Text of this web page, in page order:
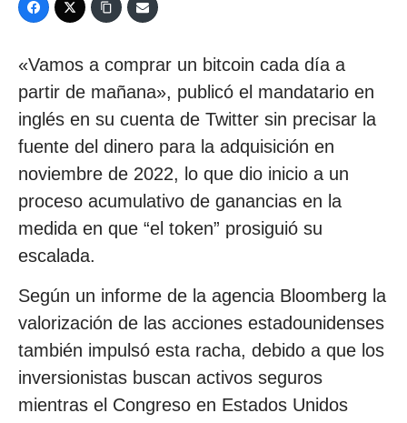
«Vamos a comprar un bitcoin cada día a
partir de mañana», publicó el mandatario en
inglés en su cuenta de Twitter sin precisar la
fuente del dinero para la adquisición en
noviembre de 2022, lo que dio inicio a un
proceso acumulativo de ganancias en la
medida en que “el token” prosiguió su
escalada.
Según un informe de la agencia Bloomberg la
valorización de las acciones estadounidenses
también impulsó esta racha, debido a que los
inversionistas buscan activos seguros
mientras el Congreso en Estados Unidos